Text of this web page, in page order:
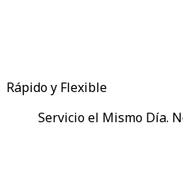
Rápido y Flexible
Servicio el Mismo Día.